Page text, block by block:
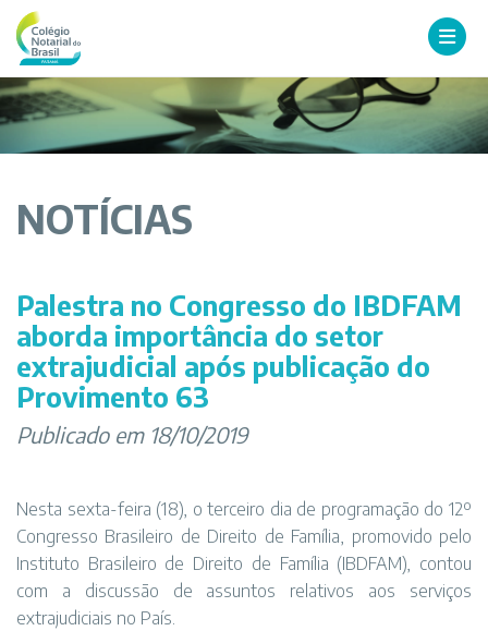
NOTÍCIAS
Palestra no Congresso do IBDFAM
aborda importância do setor
extrajudicial após publicação do
Provimento 63
Publicado em 18/10/2019
Nesta sexta-feira (18), o terceiro dia de programação do 12º
Congresso Brasileiro de Direito de Família, promovido pelo
Instituto Brasileiro de Direito de Família (IBDFAM), contou
com a discussão de assuntos relativos aos serviços
extrajudiciais no País.